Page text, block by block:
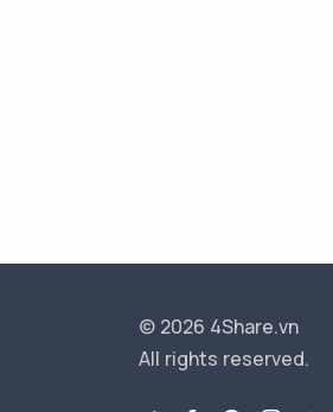
© 2026 4Share.vn
All rights reserved.